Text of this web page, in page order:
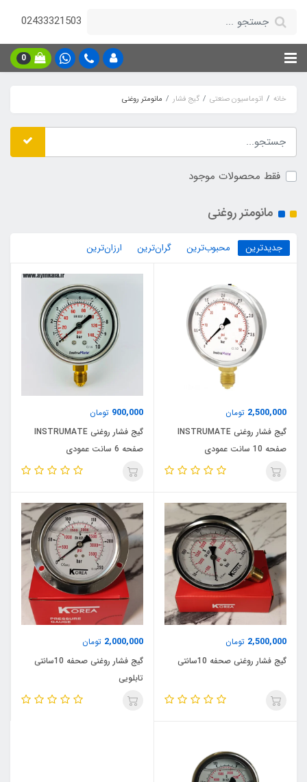
02433321503
0
خانه اتوماسیون صنعتی گیج فشار مانومتر روغنی
فقط محصولات موجود
مانومتر روغنی
جدیدترین محبوب‌ترین گران‌ترین ارزان‌ترین
2,500,000 تومان
گیج فشار روغنی INSTRUMATE
صفحه 10 سانت عمودی
900,000 تومان
گیج فشار روغنی INSTRUMATE
صفحه 6 سانت عمودی
2,500,000 تومان
گیج فشار روغنی صحفه 10سانتی
2,000,000 تومان
گیج فشار روغنی صحفه 10سانتی
تابلویی